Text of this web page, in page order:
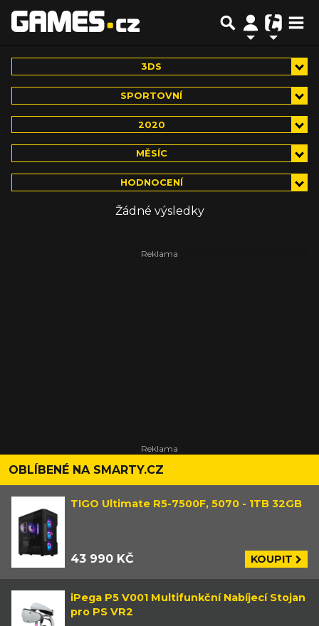
3DS
SPORTOVNÍ
2020
MĚSÍC
HODNOCENÍ
Žádné výsledky
OBLÍBENÉ NA SMARTY.CZ
TIGO Ultimate R5-7500F, 5070 - 1TB 32GB
43 990 KČ KOUPIT
iPega P5 V001 Multifunkční Nabíjecí Stojan
pro PS VR2